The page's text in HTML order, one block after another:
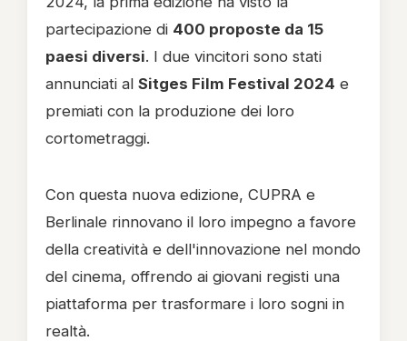
partecipazione di 400 proposte da 15
paesi diversi. I due vincitori sono stati
annunciati al Sitges Film Festival 2024 e
premiati con la produzione dei loro
cortometraggi.
Con questa nuova edizione, CUPRA e
Berlinale rinnovano il loro impegno a favore
della creatività e dell'innovazione nel mondo
del cinema, offrendo ai giovani registi una
piattaforma per trasformare i loro sogni in
realtà.